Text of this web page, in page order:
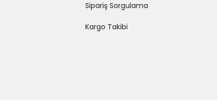
Sipariş Sorgulama
Kargo Takibi